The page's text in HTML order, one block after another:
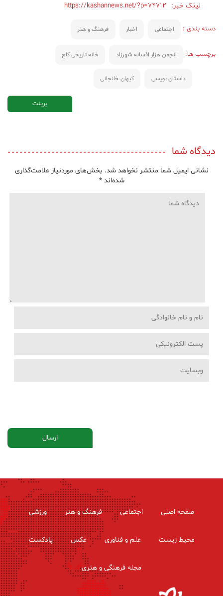
لینک خبر: https://kashannews.net/?p=74712
دسته بندی : اجتماعی اخبار فرهنگ و هنر
برچسب ها: انجمن هزار افسانه شهرزاد خانه تاریخی کاج
داستان نویسی کیهان خانجانی
پرینت
دیدگاه شما
نشانی ایمیل شما منتشر نخواهد شد. بخش‌های موردنیاز علامت‌گذاری
شده‌اند*
صفحه اصلی اجتماعی فرهنگ و هنر ورزشی
محیط زیست علم و فناوری عکس پادکست
مجله فرهنگی و هنری